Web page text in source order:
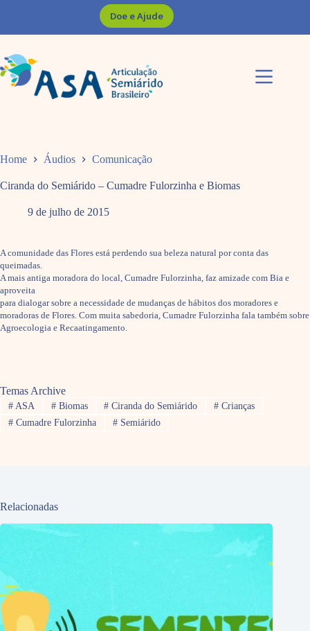
Doe e Ajude
Home Áudios Comunicação
Ciranda do Semiárido – Cumadre Fulorzinha e Biomas
9 de julho de 2015
A comunidade das Flores está perdendo sua beleza natural por conta das
queimadas.
A mais antiga moradora do local, Cumadre Fulorzinha, faz amizade com Bia e
aproveita
para dialogar sobre a necessidade de mudanças de hábitos dos moradores e
moradoras de Flores. Com muita sabedoria, Cumadre Fulorzinha fala também sobre
Agroecologia e Recaatingamento.
Temas Archive
#ASA #Biomas # Ciranda do Semiárido # Crianças
#Cumadre Fulorzinha #Semiárido
Relacionadas